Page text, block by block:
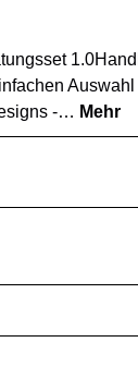
-… Mehr